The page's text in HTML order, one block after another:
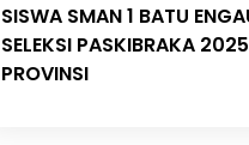
SISWA SMAN 1 BATU
SELEKSI PASKIBRAKA
PROVINSI